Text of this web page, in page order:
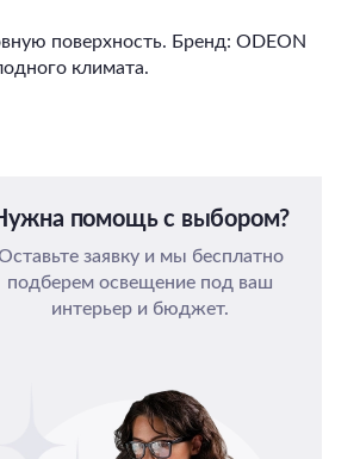
поверхность. Бренд: ODEON
климата.
помощь с выбором?
заявку и мы бесплатно
подберем освещение под ваш
интерьер и бюджет.